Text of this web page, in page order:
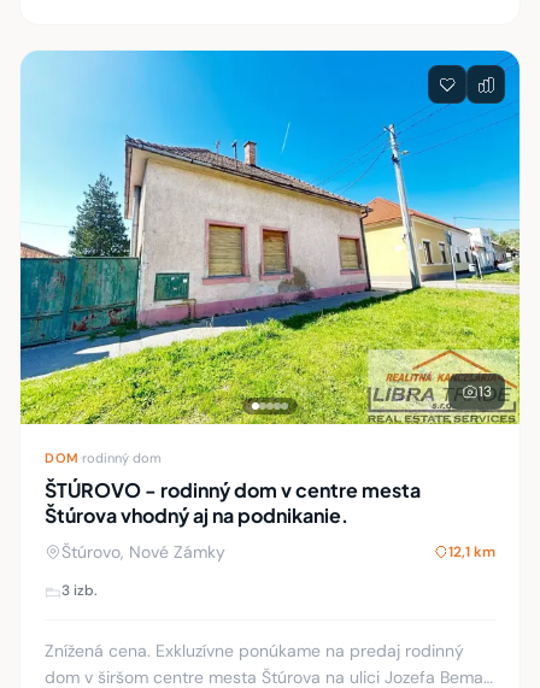
13
DOM rodinný dom
ŠTÚROVO - rodinný dom v centre mesta
Štúrova vhodný aj na podnikanie.
Štúrovo, Nové Zámky 12,1 km
3 izb.
Znížená cena. Exkluzívne ponúkame na predaj rodinný
dom v širšom centre mesta Štúrova na ulici Jozefa Bema,